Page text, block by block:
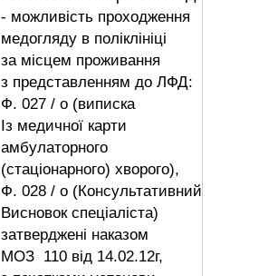
- можливість проходження
медогляду в поліклініці
за місцем проживання
з представленням до ЛФД:
Ф. 027 / о (виписка
Із медичної карти
амбулаторного
(стаціонарного) хворого),
Ф. 028 / о (Консультативний
Висновок спеціаліста)
затверджені наказом
МОЗ 110 від 14.02.12г,